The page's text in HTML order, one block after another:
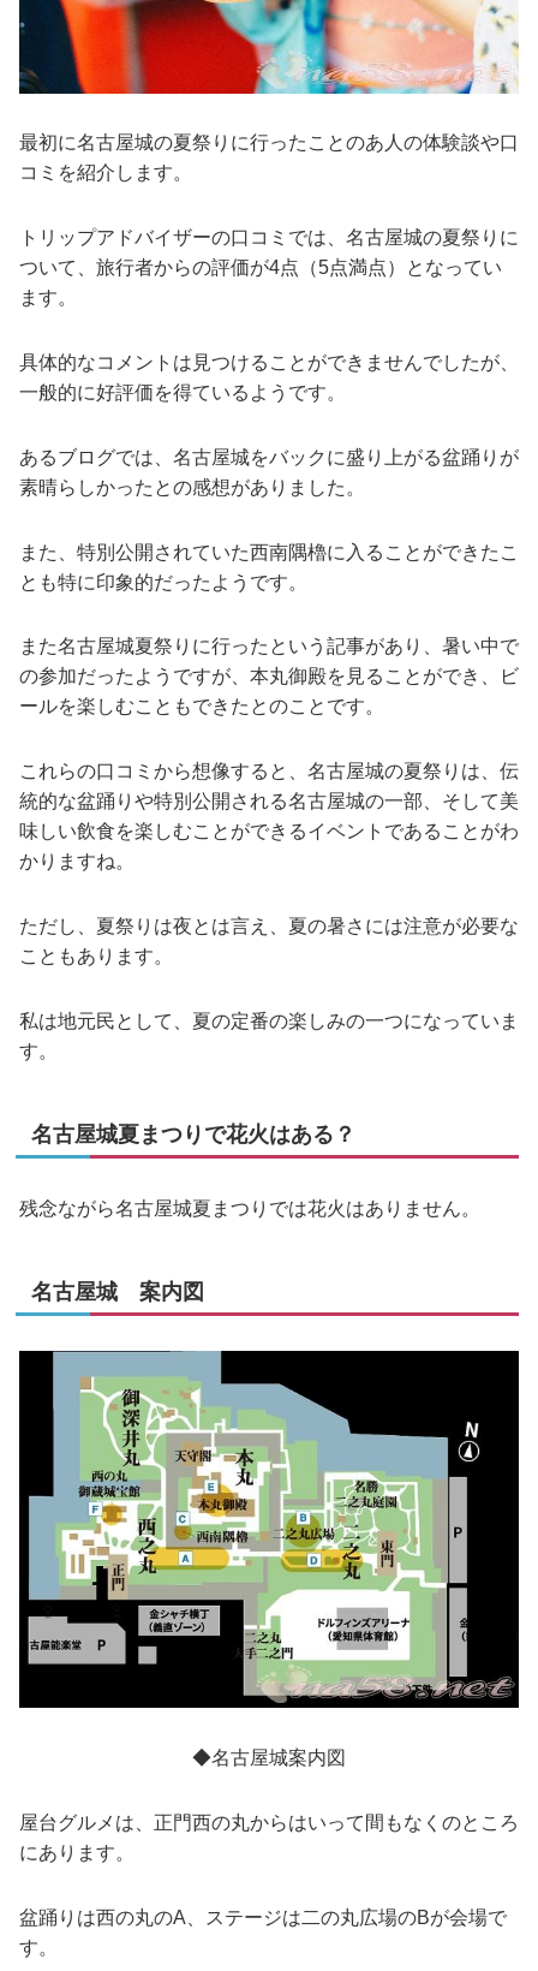
最初に名古屋城の夏祭りに行ったことのあ人の体験談や口
コミを紹介します。
トリップアドバイザーの口コミでは、名古屋城の夏祭りに
ついて、旅行者からの評価が4点（5点満点）となってい
ます。
具体的なコメントは見つけることができませんでしたが、
一般的に好評価を得ているようです。
あるブログでは、名古屋城をバックに盛り上がる盆踊りが
素晴らしかったとの感想がありました。
また、特別公開されていた西南隅櫓に入ることができたこ
とも特に印象的だったようです。
また名古屋城夏祭りに行ったという記事があり、暑い中で
の参加だったようですが、本丸御殿を見ることができ、ビ
ールを楽しむこともできたとのことです。
これらの口コミから想像すると、名古屋城の夏祭りは、伝
統的な盆踊りや特別公開される名古屋城の一部、そして美
味しい飲食を楽しむことができるイベントであることがわ
かりますね。
ただし、夏祭りは夜とは言え、夏の暑さには注意が必要な
こともあります。
私は地元民として、夏の定番の楽しみの一つになっていま
す。
名古屋城夏まつりで花火はある？
残念ながら名古屋城夏まつりでは花火はありません。
名古屋城 案内図
◆名古屋城案内図
屋台グルメは、正門西の丸からはいって間もなくのところ
にあります。
盆踊りは西の丸のA、ステージは二の丸広場のBが会場で
す。